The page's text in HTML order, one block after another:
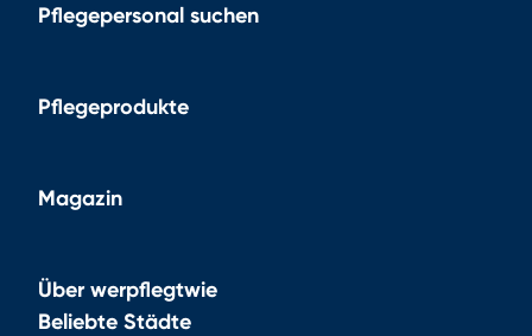
Pflegepersonal suchen
Pflegeprodukte
Magazin
Über werpflegtwie
Beliebte Städte